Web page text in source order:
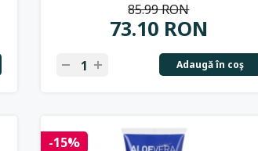
73.10 RON
85.99 RON
Adaugă în coş
-15%